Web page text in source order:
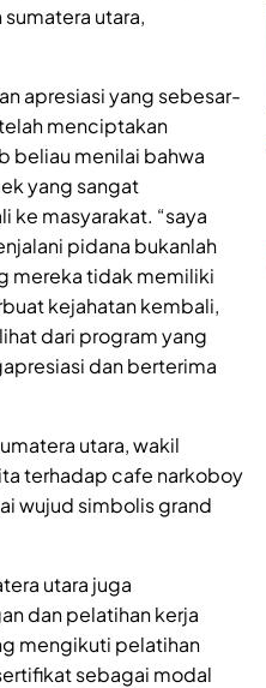
utara,
apresiasi yang sebesar-
menciptakan
beliau menilai bahwa
yang sangat
ke masyarakat. “saya
pidana bukanlah
mereka tidak memiliki
kejahatan kembali,
dari program yang
dan berterima
utara, wakil
terhadap cafe narkoboy
wujud simbolis grand
utara juga
dan pelatihan kerja
mengikuti pelatihan
sebagai modal